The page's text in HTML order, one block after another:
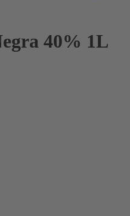
40% 1L